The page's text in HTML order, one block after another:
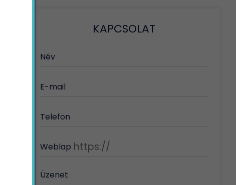
KAPCSOLAT
Név
E-mail
Telefon
Weblap
Üzenet